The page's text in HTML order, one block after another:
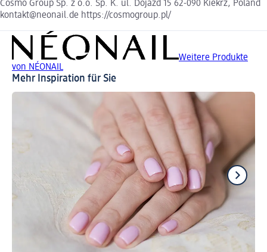
Cosmo Group Sp. z o.o. Sp. K. ul. Dojazd 15 62-090 Kiekrz, Poland
kontakt@neonail.de https://cosmogroup.pl/
Weitere Produkte
von NÉONAIL
Mehr Inspiration für Sie